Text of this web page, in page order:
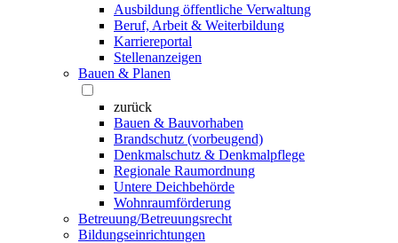
Ausbildung öffentliche Verwaltung
Beruf, Arbeit & Weiterbildung
Karriereportal
Stellenanzeigen
Bauen & Planen
zurück
Bauen & Bauvorhaben
Brandschutz (vorbeugend)
Denkmalschutz & Denkmalpflege
Regionale Raumordnung
Untere Deichbehörde
Wohnraumförderung
Betreuung/Betreuungsrecht
Bildungseinrichtungen